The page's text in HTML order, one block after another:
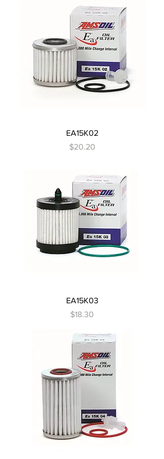
EA15K02
Precio
$20.20
EA15K03
Precio
$18.30